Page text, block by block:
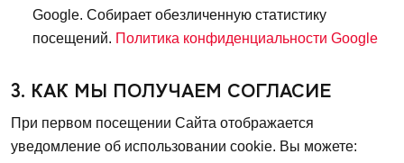
Google. Собирает обезличенную статистику
посещений. Политика конфиденциальности Google
3. КАК МЫ ПОЛУЧАЕМ СОГЛАСИЕ
При первом посещении Сайта отображается
уведомление об использовании cookie. Вы можете: